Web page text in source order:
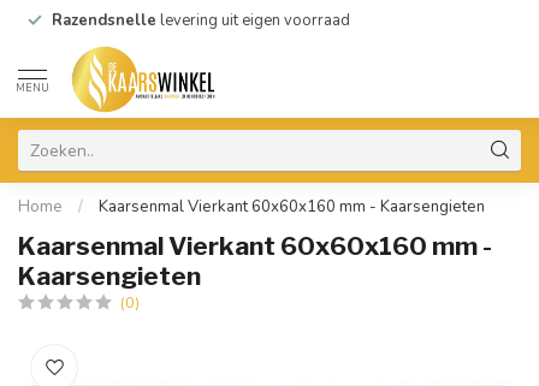
Razendsnelle levering uit eigen voorraad
MENU
Home / Kaarsenmal Vierkant 60x60x160 mm - Kaarsengieten
Kaarsenmal Vierkant 60x60x160 mm -
Kaarsengieten
(0)